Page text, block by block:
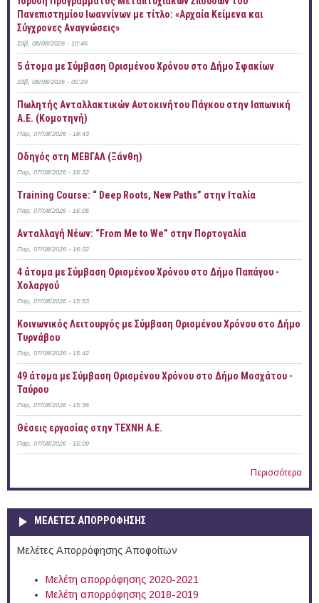
Πανεπιστημίου Ιωαννίνων με τίτλο: «Αρχαία Κείμενα και
Σύγχρονες Αναγνώσεις»
Σάβ, 08/08/2026 - 10:46
5 άτομα με Σύμβαση Ορισμένου Χρόνου στο Δήμο Σφακίων
Σάβ, 08/08/2026 - 00:29
Πωλητής Ανταλλακτικών Αυτοκινήτου Πάγκου στην Ιαπωνική
Α.Ε. (Κομοτηνή)
Παρ, 07/08/2026 - 18:43
Οδηγός στη ΜΕΒΓΑΛ (Ξάνθη)
Παρ, 07/08/2026 - 16:32
Training Course: “ Deep Roots, New Paths” στην Ιταλία
Παρ, 07/08/2026 - 16:05
Ανταλλαγή Νέων: “From Me to We” στην Πορτογαλία
Παρ, 07/08/2026 - 16:02
4 άτομα με Σύμβαση Ορισμένου Χρόνου στο Δήμο Παπάγου -
Χολαργού
Παρ, 07/08/2026 - 15:53
Κοινωνικός Λειτουργός με Σύμβαση Ορισμένου Χρόνου στο Δήμο
Τυρνάβου
Παρ, 07/08/2026 - 15:42
49 άτομα με Σύμβαση Ορισμένου Χρόνου στο Δήμο Μοσχάτου -
Ταύρου
Παρ, 07/08/2026 - 15:36
Θέσεις εργασίας στην ΤΕΧΝΗ Α.Ε.
Παρ, 07/08/2026 - 15:09
Περισσότερα
ΜΕΛΕΤΕΣ ΑΠΟΡΡΟΦΗΣΗΣ
Μελέτες Απορρόφησης Αποφοίτων
Μελέτη απορρόφησης 2020-2021
Μελέτη απορρόφησης 2018-2019